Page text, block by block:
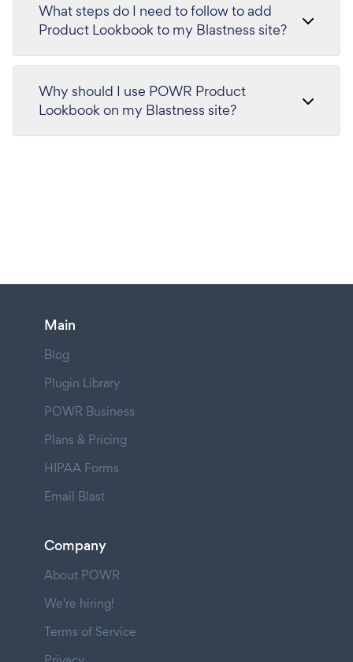
What steps do I need to follow to add
Product Lookbook to my Blastness site?
Why should I use POWR Product
Lookbook on my Blastness site?
Main
Blog
Plugin Library
POWR Business
Plans & Pricing
HIPAA Forms
Email Blast
Company
About POWR
We're hiring!
Terms of Service